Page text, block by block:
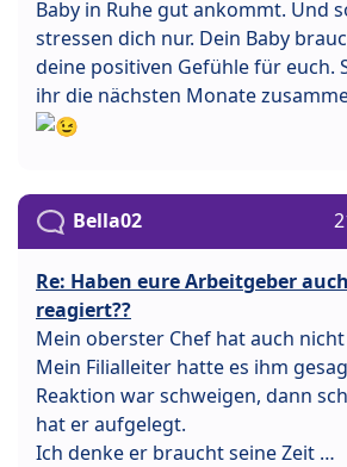
Baby in Ruhe gut ankommt. Und
stressen dich nur. Dein Baby
deine positiven Gefühle für euch.
ihr die nächsten Monate
Bella02
Re: Haben eure Arbeitgeber
reagiert??
Mein oberster Chef hat auch
Mein Filialleiter hatte es ihm
Reaktion war schweigen, dann
hat er aufgelegt.
Ich denke er braucht seine Zeit …